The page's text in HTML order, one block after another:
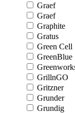
Graef
Graef
Graphite
Gratus
Green Cell
GreenBlue
GrillnGO
Gritzner
Grunder
Grundig